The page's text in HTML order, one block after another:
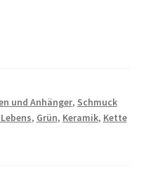
und Anhänger, Schmuck
, Grün, Keramik, Kette